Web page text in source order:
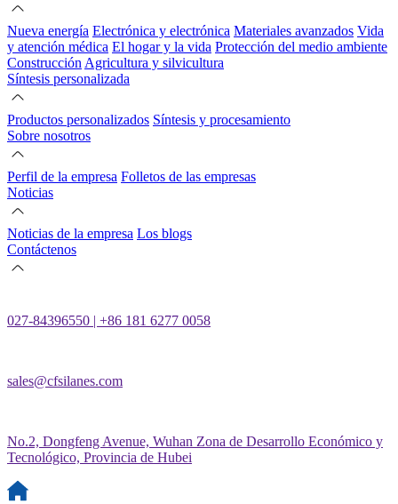
Nueva energía Electrónica y electrónica Materiales avanzados Vida
y atención médica El hogar y la vida Protección del medio ambiente
Construcción Agricultura y silvicultura
Síntesis personalizada
Productos personalizados Síntesis y procesamiento
Sobre nosotros
Perfil de la empresa Folletos de las empresas
Noticias
Noticias de la empresa Los blogs
Contáctenos
027-84396550 | +86 181 6277 0058
sales@cfsilanes.com
No.2, Dongfeng Avenue, Wuhan Zona de Desarrollo Económico y
Tecnológico, Provincia de Hubei